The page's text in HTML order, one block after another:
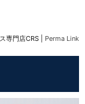
専門店CRS Perma Link